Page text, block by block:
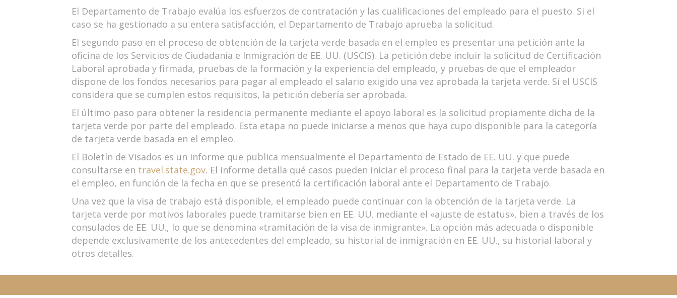
El Departamento de Trabajo evalúa los esfuerzos de contratación y las cualificaciones del empleado para el puesto. Si el
caso se ha gestionado a su entera satisfacción, el Departamento de Trabajo aprueba la solicitud.
El segundo paso en el proceso de obtención de la tarjeta verde basada en el empleo es presentar una petición ante la
oficina de los Servicios de Ciudadanía e Inmigración de EE. UU. (USCIS). La petición debe incluir la solicitud de Certificación
Laboral aprobada y firmada, pruebas de la formación y la experiencia del empleado, y pruebas de que el empleador
dispone de los fondos necesarios para pagar al empleado el salario exigido una vez aprobada la tarjeta verde. Si el USCIS
considera que se cumplen estos requisitos, la petición debería ser aprobada.
El último paso para obtener la residencia permanente mediante el apoyo laboral es la solicitud propiamente dicha de la
tarjeta verde por parte del empleado. Esta etapa no puede iniciarse a menos que haya cupo disponible para la categoría
de tarjeta verde basada en el empleo.
El Boletín de Visados es un informe que publica mensualmente el Departamento de Estado de EE. UU. y que puede
consultarse en travel.state.gov. El informe detalla qué casos pueden iniciar el proceso final para la tarjeta verde basada en
el empleo, en función de la fecha en que se presentó la certificación laboral ante el Departamento de Trabajo.
Una vez que la visa de trabajo está disponible, el empleado puede continuar con la obtención de la tarjeta verde. La
tarjeta verde por motivos laborales puede tramitarse bien en EE. UU. mediante el «ajuste de estatus», bien a través de los
consulados de EE. UU., lo que se denomina «tramitación de la visa de inmigrante». La opción más adecuada o disponible
depende exclusivamente de los antecedentes del empleado, su historial de inmigración en EE. UU., su historial laboral y
otros detalles.